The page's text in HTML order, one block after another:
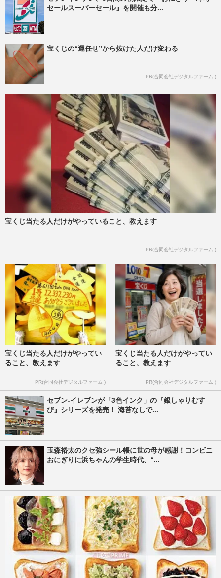
セールスーパーセール』を開催も分...
宝くじの“運任せ”から抜けた人だけ変わる
PR(合同会社デジタルファーム )
宝くじ当たる人だけがやっていること、教えます
PR(合同会社デジタルファーム )
宝くじ当たる人だけがやってい
ること、教えます
PR(合同会社デジタルファーム )
宝くじ当たる人だけがやってい
ること、教えます
PR(合同会社デジタルファーム )
セブン-イレブンが「3色インク」の『銀しゃりむす
び』シリーズを発売！ 海苔なしで...
玉森裕太のクセ強シール帳に世の母が感謝！コンビニ
おにぎりに浜ちゃんの学生時代、“...